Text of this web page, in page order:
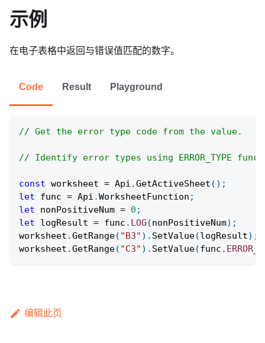
示例
在电子表格中返回与错误值匹配的数字。
Code Result Playground
// Get the error type code from the value.
// Identify error types using ERROR_TYPE
const worksheet = Api .GetActiveSheet ( ) ;
let func = Api .WorksheetFunction ;
let nonPositiveNum = 0 ;
let logResult = func . LOG (nonPositiveNum) ;
worksheet .GetRange( "B3" ) . SetValue(logResult) ;
worksheet .GetRange( "C3" ) . SetValue(func .
编辑此页